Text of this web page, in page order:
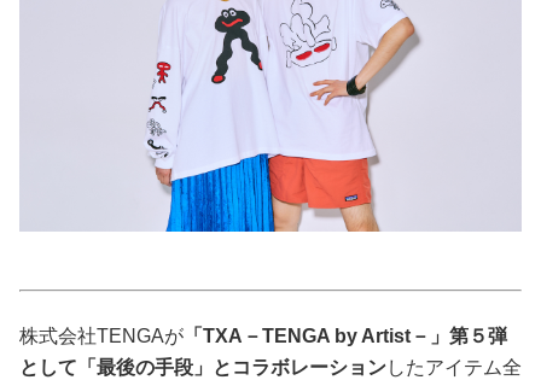
ココロ/カラダ
グルメ
トラベル
カルチャー/エンタメ
占い
性と愛
株式会社TENGAが 「TXA－TENGA by Artist－」第５弾
として「最後の手段」とコラボレーションしたアイテム全